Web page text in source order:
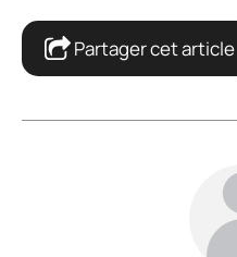
Partager cet article